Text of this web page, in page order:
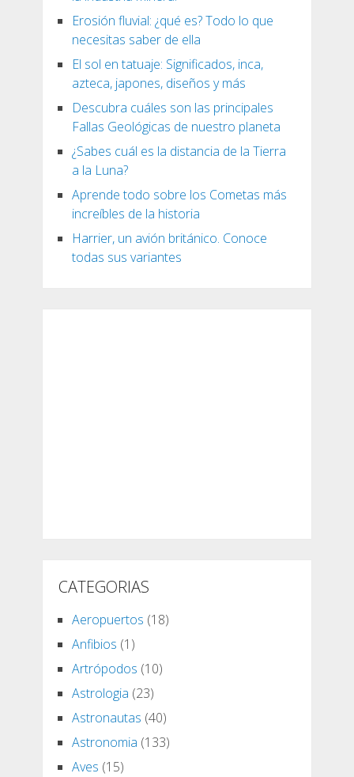
Erosión fluvial: ¿qué es? Todo lo que
necesitas saber de ella
El sol en tatuaje: Significados, inca,
azteca, japones, diseños y más
Descubra cuáles son las principales
Fallas Geológicas de nuestro planeta
¿Sabes cuál es la distancia de la Tierra
a la Luna?
Aprende todo sobre los Cometas más
increíbles de la historia
Harrier, un avión británico. Conoce
todas sus variantes
CATEGORIAS
Aeropuertos (18)
Anfibios (1)
Artrópodos (10)
Astrologia (23)
Astronautas (40)
Astronomia (133)
Aves (15)